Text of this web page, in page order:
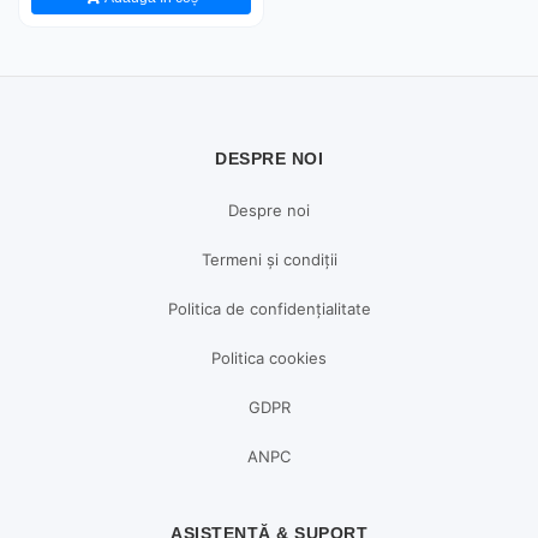
DESPRE NOI
Despre noi
Termeni și condiții
Politica de confidențialitate
Politica cookies
GDPR
ANPC
ASISTENȚĂ & SUPORT